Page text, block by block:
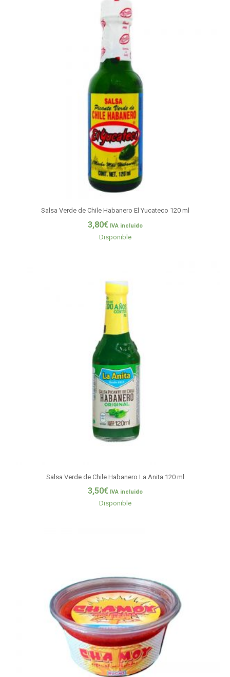
Salsa Verde de Chile Habanero El Yucateco 120 ml
3,80€ IVA incluido
Disponible
Salsa Verde de Chile Habanero La Anita 120 ml
3,50€ IVA incluido
Disponible